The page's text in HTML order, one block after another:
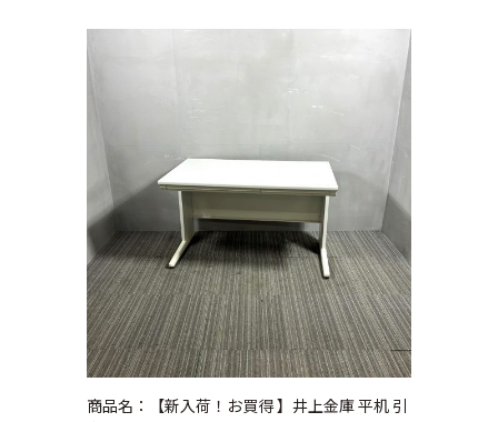
商品名：【新入荷！お買得 】井上金庫 平机 引